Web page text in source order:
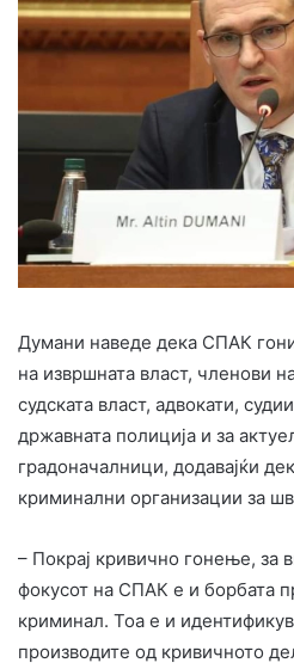
Думани наведе дека СПАК
на извршната власт, членови
судската власт, адвокати,
државната полиција и за
градоначалници, додавајќи
криминални организации за
– Покрај кривично гонење, за
фокусот на СПАК е и борбата
криминал. Тоа е и
производите од кривичното